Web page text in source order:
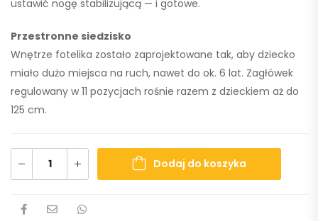
ustawić nogę stabilizującą — i gotowe.
Przestronne siedzisko
Wnętrze fotelika zostało zaprojektowane tak, aby dziecko
miało dużo miejsca na ruch, nawet do ok. 6 lat. Zagłówek
regulowany w 11 pozycjach rośnie razem z dzieckiem aż do
125 cm.
Dodaj do koszyka